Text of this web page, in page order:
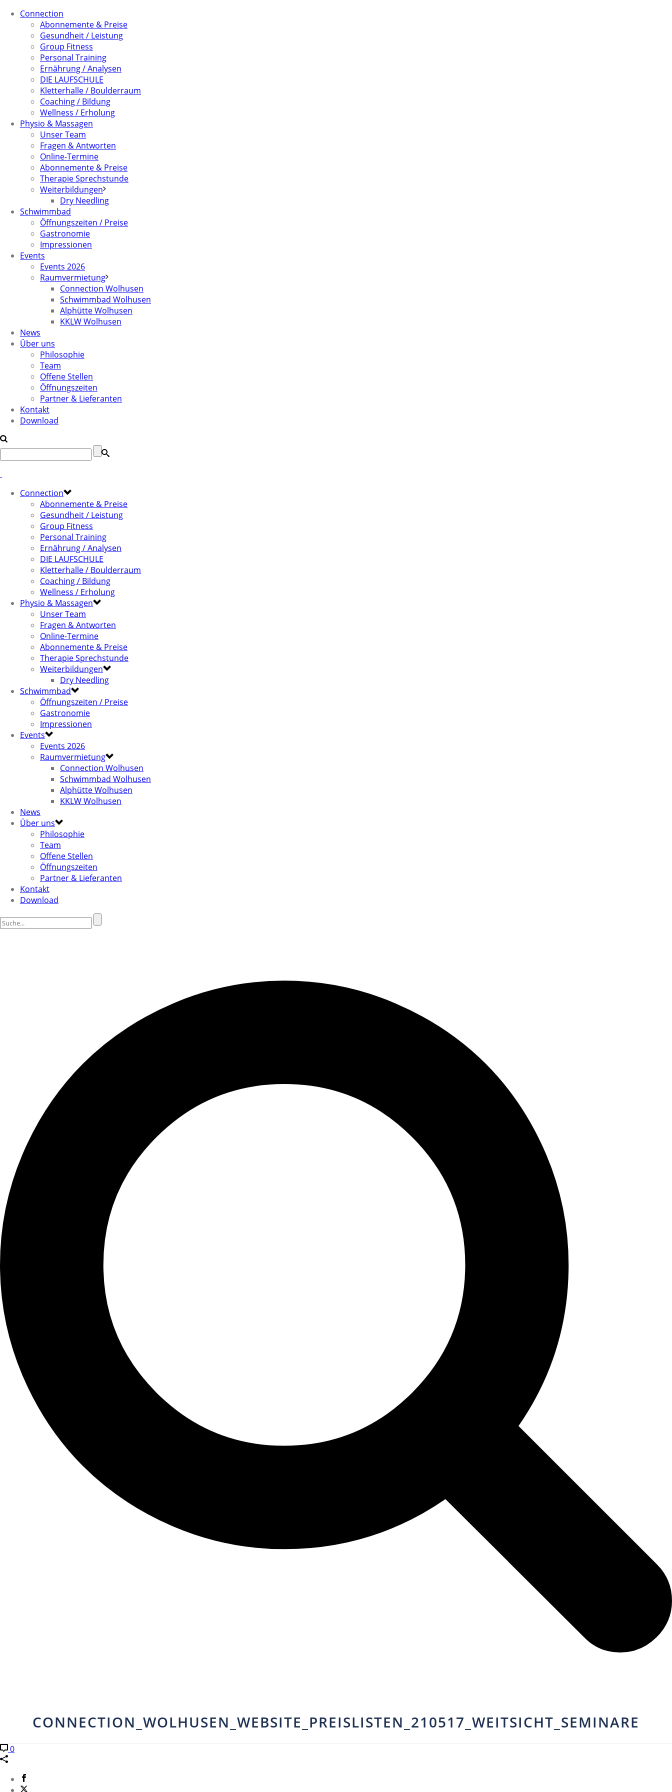
Connection
Abonnemente & Preise
Gesundheit / Leistung
Group Fitness
Personal Training
Ernährung / Analysen
DIE LAUFSCHULE
Kletterhalle / Boulderraum
Coaching / Bildung
Wellness / Erholung
Physio & Massagen
Unser Team
Fragen & Antworten
Online-Termine
Abonnemente & Preise
Therapie Sprechstunde
Weiterbildungen
Dry Needling
Schwimmbad
Öffnungszeiten / Preise
Gastronomie
Impressionen
Events
Events 2026
Raumvermietung
Connection Wolhusen
Schwimmbad Wolhusen
Alphütte Wolhusen
KKLW Wolhusen
News
Über uns
Philosophie
Team
Offene Stellen
Öffnungszeiten
Partner & Lieferanten
Kontakt
Download
Connection
Abonnemente & Preise
Gesundheit / Leistung
Group Fitness
Personal Training
Ernährung / Analysen
DIE LAUFSCHULE
Kletterhalle / Boulderraum
Coaching / Bildung
Wellness / Erholung
Physio & Massagen
Unser Team
Fragen & Antworten
Online-Termine
Abonnemente & Preise
Therapie Sprechstunde
Weiterbildungen
Dry Needling
Schwimmbad
Öffnungszeiten / Preise
Gastronomie
Impressionen
Events
Events 2026
Raumvermietung
Connection Wolhusen
Schwimmbad Wolhusen
Alphütte Wolhusen
KKLW Wolhusen
News
Über uns
Philosophie
Team
Offene Stellen
Öffnungszeiten
Partner & Lieferanten
Kontakt
Download
CONNECTION_WOLHUSEN_WEBSITE_PREISLISTEN_210517_WEITSICHT_SEMINARE
0